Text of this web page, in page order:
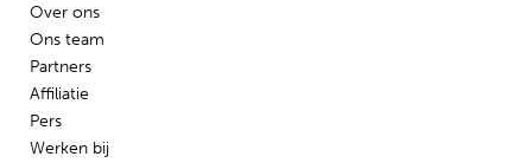
Over ons
Ons team
Partners
Affiliatie
Pers
Werken bij